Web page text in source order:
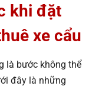
khi đặt
xe cẩu
là bước không thể
đây là những